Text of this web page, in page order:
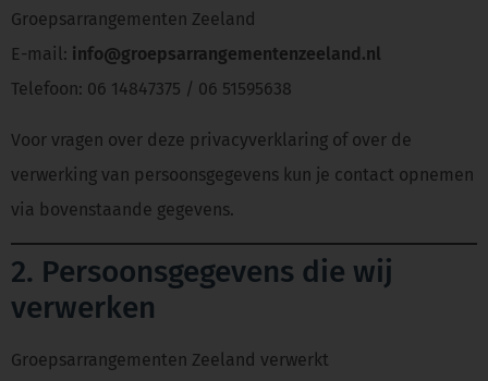
Groepsarrangementen Zeeland
E-mail: info@groepsarrangementenzeeland.nl
Telefoon: 06 14847375 / 06 51595638
Voor vragen over deze privacyverklaring of over de
verwerking van persoonsgegevens kun je contact opnemen
via bovenstaande gegevens.
2. Persoonsgegevens die wij
verwerken
Groepsarrangementen Zeeland verwerkt